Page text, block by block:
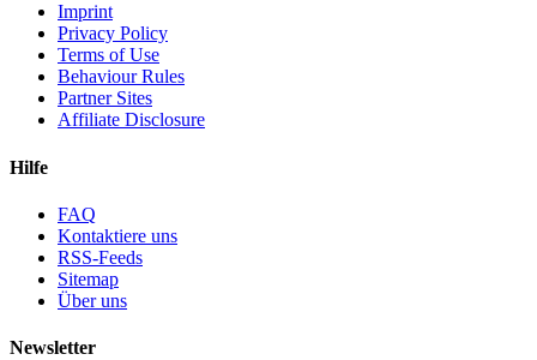
Imprint
Privacy Policy
Terms of Use
Behaviour Rules
Partner Sites
Affiliate Disclosure
Hilfe
FAQ
Kontaktiere uns
RSS-Feeds
Sitemap
Über uns
Newsletter